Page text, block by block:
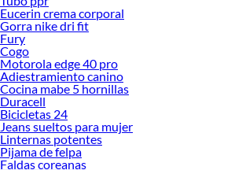
Eucerin crema corporal
Gorra nike dri fit
Fury
Cogo
Motorola edge 40 pro
Adiestramiento canino
Cocina mabe 5 hornillas
Duracell
Bicicletas 24
Jeans sueltos para mujer
Linternas potentes
Pijama de felpa
Faldas coreanas